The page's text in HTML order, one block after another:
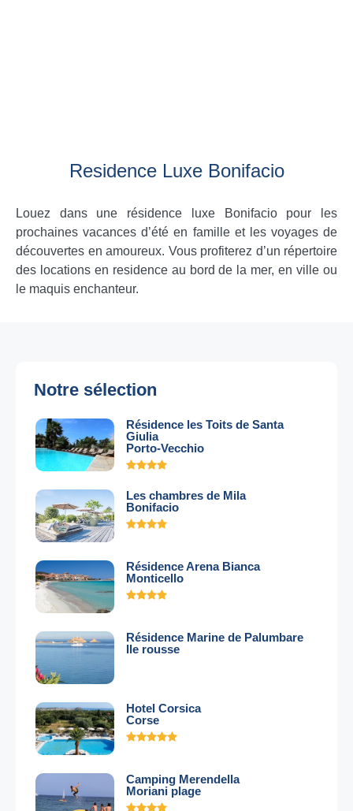
Residence Luxe Bonifacio
Louez dans une résidence luxe Bonifacio pour les
prochaines vacances d’été en famille et les voyages de
découvertes en amoureux. Vous profiterez d’un répertoire
des locations en residence au bord de la mer, en ville ou
le maquis enchanteur.
Notre sélection
Résidence les Toits de Santa
Giulia
Porto-Vecchio
Les chambres de Mila
Bonifacio
Résidence Arena Bianca
Monticello
Résidence Marine de Palumbare
Ile rousse
Hotel Corsica
Corse
Camping Merendella
Moriani plage